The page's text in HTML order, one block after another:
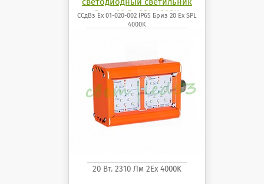
Бриз 20 Ех SPL 4000K
ССдВз Ех 01-020-002 IP65 Бриз 20 Ех SPL
4000K
20 Вт. 2310 Лм 2Ех 4000K